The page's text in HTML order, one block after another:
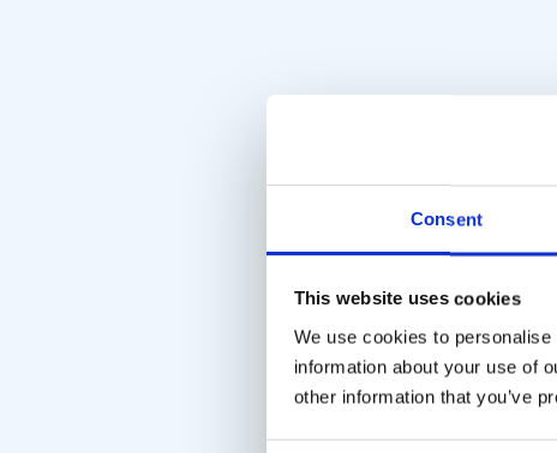
Consent
This website uses cookies
We use cookies to
information about your use of
other information that you’ve